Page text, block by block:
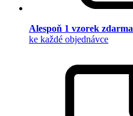
Alespoň 1 vzorek zdarma
ke každé objednávce